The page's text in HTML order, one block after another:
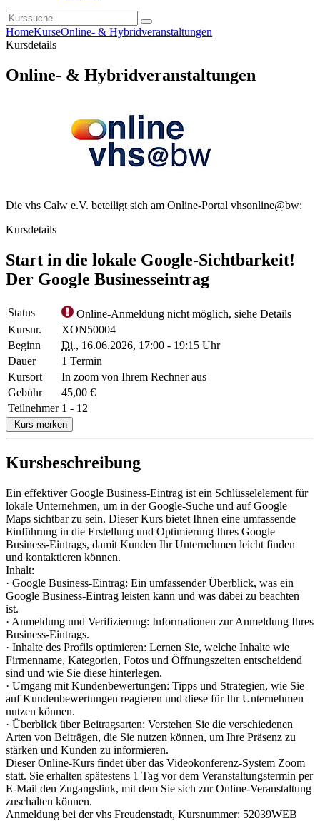
HomeKurseOnline- & Hybridveranstaltungen
Kursdetails
Online- & Hybridveranstaltungen
Die vhs Calw e.V. beteiligt sich am Online-Portal vhsonline@bw:
Kursdetails
Start in die lokale Google-Sichtbarkeit!
Der Google Businesseintrag
Status
Online-Anmeldung nicht möglich, siehe Details
Kursnr.
XON50004
Beginn
Di., 16.06.2026, 17:00 - 19:15 Uhr
Dauer
1 Termin
Kursort
In zoom von Ihrem Rechner aus
Gebühr
45,00 €
Teilnehmer 1 - 12
Kurs merken
Kursbeschreibung
Ein effektiver Google Business-Eintrag ist ein Schlüsselelement für
lokale Unternehmen, um in der Google-Suche und auf Google
Maps sichtbar zu sein. Dieser Kurs bietet Ihnen eine umfassende
Einführung in die Erstellung und Optimierung Ihres Google
Business-Eintrags, damit Kunden Ihr Unternehmen leicht finden
und kontaktieren können.
Inhalt:
· Google Business-Eintrag: Ein umfassender Überblick, was ein
Google Business-Eintrag leisten kann und was dabei zu beachten
ist.
· Anmeldung und Verifizierung: Informationen zur Anmeldung Ihres
Business-Eintrags.
· Inhalte des Profils optimieren: Lernen Sie, welche Inhalte wie
Firmenname, Kategorien, Fotos und Öffnungszeiten entscheidend
sind und wie Sie diese hinterlegen.
· Umgang mit Kundenbewertungen: Tipps und Strategien, wie Sie
auf Kundenbewertungen reagieren und diese für Ihr Unternehmen
nutzen können.
· Überblick über Beitragsarten: Verstehen Sie die verschiedenen
Arten von Beiträgen, die Sie nutzen können, um Ihre Präsenz zu
stärken und Kunden zu informieren.
Dieser Online-Kurs findet über das Videokonferenz-System Zoom
statt. Sie erhalten spätestens 1 Tag vor dem Veranstaltungstermin per
E-Mail den Zugangslink, mit dem Sie sich zur Online-Veranstaltung
zuschalten können.
Anmeldung bei der vhs Freudenstadt, Kursnummer: 52039WEB